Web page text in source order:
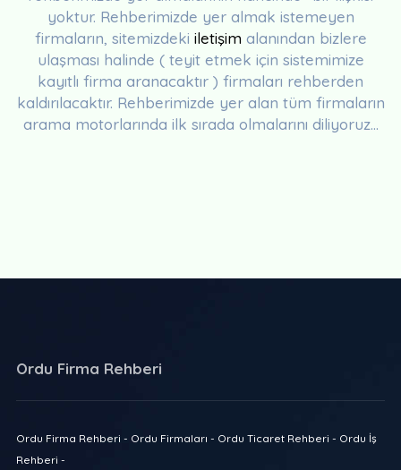
yoktur. Rehberimizde yer almak istemeyen
firmaların, sitemizdeki iletişim alanından bizlere
ulaşması halinde ( teyit etmek için sistemimize
kayıtlı firma aranacaktır ) firmaları rehberden
kaldırılacaktır. Rehberimizde yer alan tüm firmaların
arama motorlarında ilk sırada olmalarını diliyoruz...
Ordu Firma Rehberi
Ordu Firma Rehberi - Ordu Firmaları - Ordu Ticaret Rehberi - Ordu İş
Rehberi -